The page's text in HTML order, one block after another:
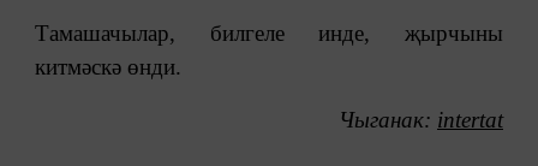
Тамашачылар, билгеле инде, җырчыны
китмәскә өнди.
Чыганак: intertat